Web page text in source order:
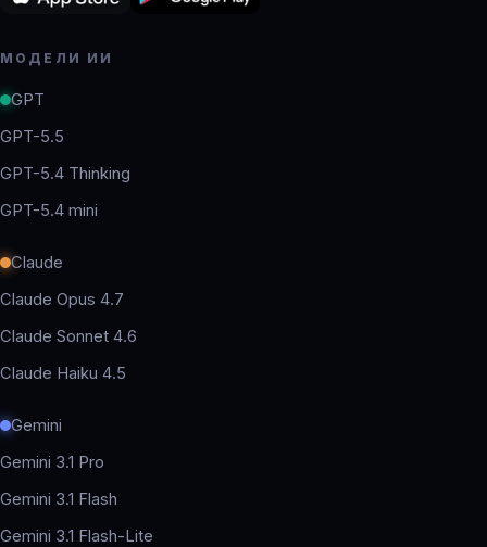
МОДЕЛИ ИИ
GPT
GPT-5.5
GPT-5.4 Thinking
GPT-5.4 mini
Claude
Claude Opus 4.7
Claude Sonnet 4.6
Claude Haiku 4.5
Gemini
Gemini 3.1 Pro
Gemini 3.1 Flash
Gemini 3.1 Flash-Lite